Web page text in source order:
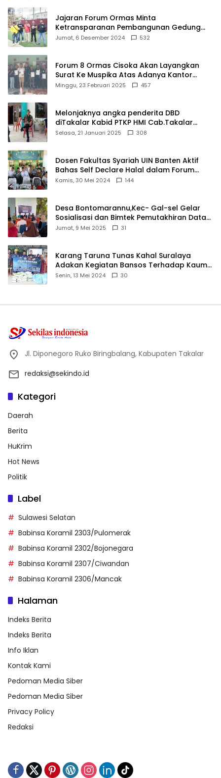
Jajaran Forum Ormas Minta
Ketransparanan Pembangunan Gedung
Damkar Di Kecamatan Cisoka
Jumat, 6 Desember 2024 532
Forum 8 Ormas Cisoka Akan Layangkan
Surat Ke Muspika Atas Adanya Kantor
Matel di Cisoka
Minggu, 23 Februari 2025 457
Melonjaknya angka penderita DBD
diTakalar Kabid PTKP HMI Cab.Takalar
angkat bicara
Selasa, 21 Januari 2025 308
Dosen Fakultas Syariah UIN Banten Aktif
Bahas Self Declare Halal dalam Forum
Ijtima Ulama MUI
Kamis, 30 Mei 2024 144
Desa Bontomarannu,Kec- Gal-sel Gelar
Sosialisasi dan Bimtek Pemutakhiran Data
ID
Jumat, 9 Mei 2025 31
Karang Taruna Tunas Kahal Suralaya
Adakan Kegiatan Bansos Terhadap Kaum
Dhuafa dan Anak Yatim-Piatu
Senin, 13 Mei 2024 30
Jl. Diponegoro Ruko Biringbalang, Kabupaten Takalar
redaksi@sekindo.id
Kategori
Daerah
Berita
HuKrim
Hot News
Politik
Label
Sulawesi Selatan
Babinsa Koramil 2303/Pulomerak
Babinsa Koramil 2302/Bojonegara
Babinsa Koramil 2307/Ciwandan
Babinsa Koramil 2306/Mancak
Halaman
Indeks Berita
Indeks Berita
Info Iklan
Kontak Kami
Pedoman Media Siber
Pedoman Media Siber
Privacy Policy
Redaksi